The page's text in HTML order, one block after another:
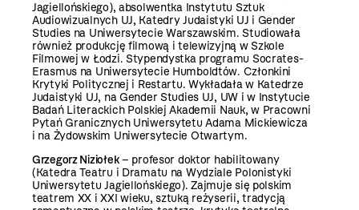
Jagiellońskiego), absolwentka Instytutu Sztuk
Audiowizualnych UJ, Katedry Judaistyki UJ i Gender
Studies na Uniwersytecie Warszawskim. Studiowała
również produkcję filmową i telewizyjną w Szkole
Filmowej w Łodzi. Stypendystka programu Socrates-
Erasmus na Uniwersytecie Humboldtów. Członkini
Krytyki Politycznej i Restartu. Wykładała w Katedrze
Judaistyki UJ, na Gender Studies UJ, UW i w Instytucie
Badań Literackich Polskiej Akademii Nauk, w Pracowni
Pytań Granicznych Uniwersytetu Adama Mickiewicza
i na Żydowskim Uniwersytecie Otwartym.
Grzegorz Niziołek– profesor doktor habilitowany
(Katedra Teatru i Dramatu na Wydziale Polonistyki
Uniwersytetu Jagiellońskiego). Zajmuje się polskim
teatrem XX i XXI wieku, sztuką reżyserii, tradycją